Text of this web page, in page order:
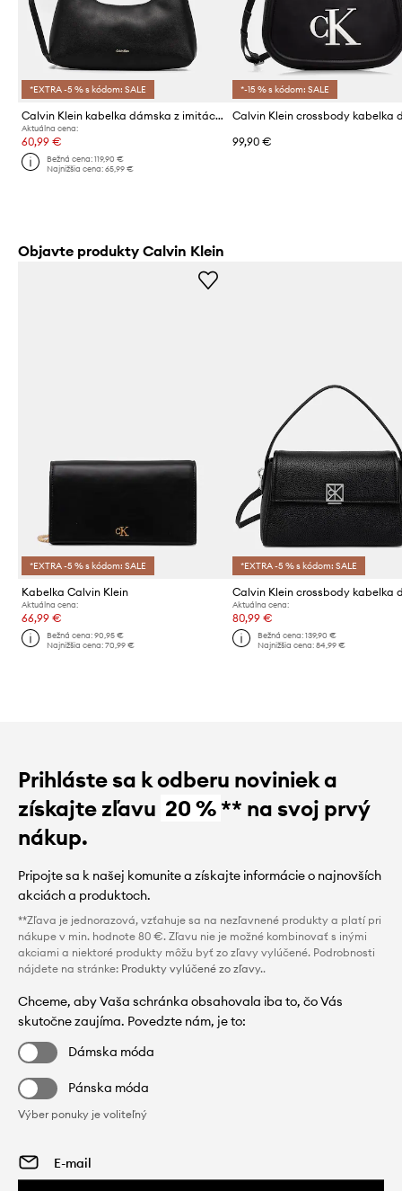
*EXTRA -5 % s kódom: SALE
Calvin Klein kabelka dámska z imitácie kože
Aktuálna cena:
60,99 €
Bežná cena:119,90 €
Najnižšia cena:65,99 €
*-15 % s kódom: SALE
99,90 €
Objavte produkty Calvin Klein
*EXTRA -5 % s kódom: SALE
Kabelka Calvin Klein
Aktuálna cena:
66,99 €
Bežná cena:90,95 €
Najnižšia cena:70,99 €
*EXTRA -5 % s kódom: SALE
Aktuálna cena:
80,99 €
Bežná cena: 139,90 €
Najnižšia cena: 84,99 €
Prihláste sa k odberu noviniek a
získajte zľavu 20 %** na svoj prvý
nákup.
Pripojte sa k našej komunite a získajte informácie o najnovších
akciách a produktoch.
**Zľava je jednorazová, vzťahuje sa na nezľavnené produkty a platí pri
nákupe v min. hodnote 80 €. Zľavu nie je možné kombinovať s inými
akciami a niektoré produkty môžu byť zo zľavy vylúčené. Podrobnosti
nájdete na stránke: Produkty vylúčené zo zľavy..
Chceme, aby Vaša schránka obsahovala iba to, čo Vás
skutočne zaujíma. Povedzte nám, je to:
Dámska móda
Pánska móda
Výber ponuky je voliteľný